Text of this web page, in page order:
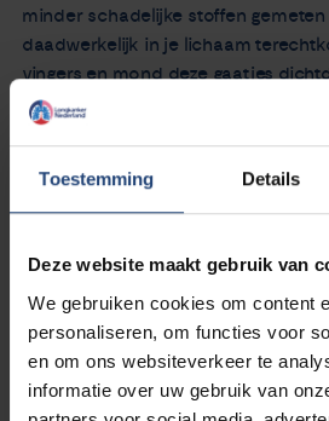
Toestemming Details
Deze website maakt gebruik van
We gebruiken cookies om content
personaliseren, om functies voor
en om ons websiteverkeer te
informatie over uw gebruik van
minder schadelijke stoffen
daadwerkelijk in je lichaam
vingers en mond deze gaatjes
Dekker gaat het om twee tot
schadelijke stoffen, waardoor de